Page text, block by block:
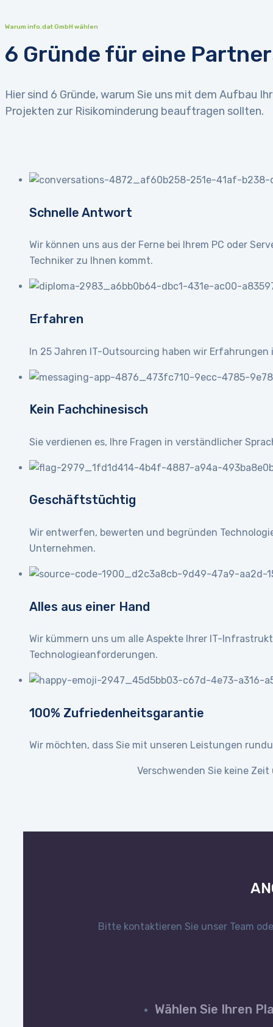
Warum info.dat GmbH wählen
6 Gründe für eine
Hier sind 6 Gründe, warum Sie uns mit dem Aufbau
Projekten zur Risikominderung beauftragen sollten.
Schnelle Antwort
Wir können uns aus der Ferne bei Ihrem PC oder
Techniker zu Ihnen kommt.
Erfahren
In 25 Jahren IT-Outsourcing haben wir
Kein Fachchinesisch
Sie verdienen es, Ihre Fragen in verständlicher
Geschäftstüchtig
Wir entwerfen, bewerten und begründen
Unternehmen.
Alles aus einer Hand
Wir kümmern uns um alle Aspekte Ihrer IT-
Technologieanforderungen.
100% Zufriedenheitsgarantie
Wir möchten, dass Sie mit unseren Leistungen
Verschwenden Sie keine
Bitte kontaktieren Sie unser Team
Wählen Sie Ihren